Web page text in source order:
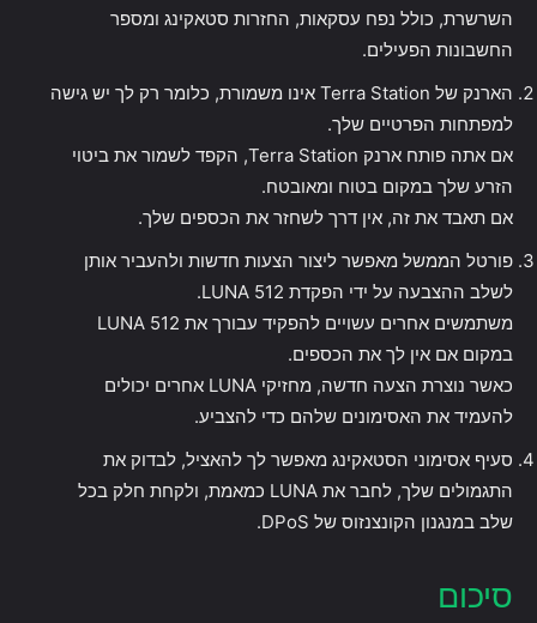
השרשרת, כולל נפח עסקאות, החזרות סטאקינג ומספר
החשבונות הפעילים.
הארנק של Terra Station אינו משמורת, כלומר רק לך יש גישה
למפתחות הפרטיים שלך.
אם אתה פותח ארנק Terra Station, הקפד לשמור את ביטוי
הזרע שלך במקום בטוח ומאובטח.
אם תאבד את זה, אין דרך לשחזר את הכספים שלך.
פורטל הממשל מאפשר ליצור הצעות חדשות ולהעביר אותן
לשלב ההצבעה על ידי הפקדת 512 LUNA.
משתמשים אחרים עשויים להפקיד עבורך את 512 LUNA
במקום אם אין לך את הכספים.
כאשר נוצרת הצעה חדשה, מחזיקי LUNA אחרים יכולים
להעמיד את האסימונים שלהם כדי להצביע.
סעיף אסימוני הסטאקינג מאפשר לך להאציל, לבדוק את
התגמולים שלך, לחבר את LUNA כמאמת, ולקחת חלק בכל
שלב במנגנון הקונצנזוס של DPoS.
סיכום